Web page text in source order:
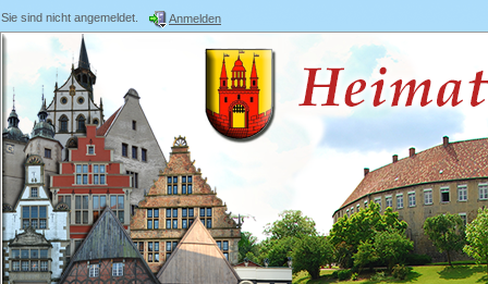
Sie sind nicht angemeldet. Anmelden